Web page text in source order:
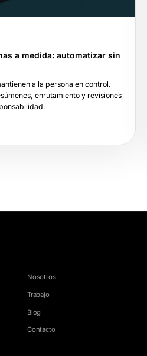
a medida: automatizar sin
a la persona en control.
enrutamiento y revisiones
Nosotros
Trabajo
Blog
Contacto